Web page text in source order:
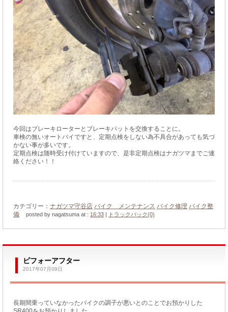
今回はブレーキローターとブレーキパットを交換することに。
車検の無いオートバイですと、定期点検をしない為不具合があっても気づ
かない事が多いです。
定期点検は随時受け付けていますので、是非定期点検はナガツマまでご連
絡ください！！
カテゴリー： ナガツマ守谷店 バイク メンテナンス バイク修理 バイク整
備
posted by nagatsuma at : 16:33 | トラックバック(0)
ビフォーアフター
2017年07月09日
長期間乗っていなかったバイクの調子が悪いとのことでお預かりした